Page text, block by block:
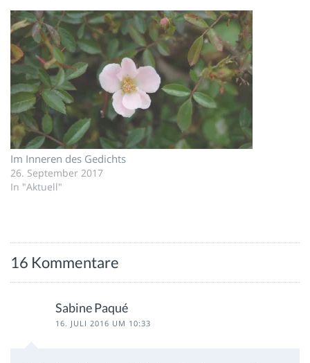
Im Inneren des Gedichts
26. September 2017
In "Aktuell"
16 Kommentare
Sabine Paqué
16. JULI 2016 UM 10:33